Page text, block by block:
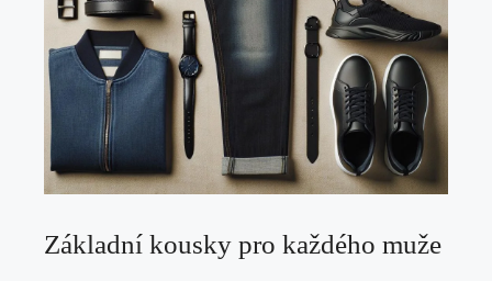
Základní kousky pro každého muže